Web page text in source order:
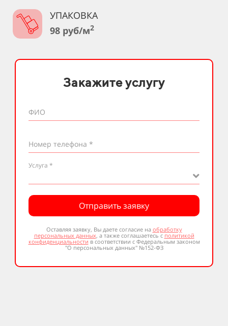
УПАКОВКА
98 руб/м2
Закажите услугу
ФИО
Номер телефона *
Услуга *
Отправить заявку
Оставляя заявку, Вы даете согласие на обработку
персональных данных, а также соглашаетесь с политикой
конфиденциальности в соответствии с Федеральным законом
"О персональных данных" №152-ФЗ